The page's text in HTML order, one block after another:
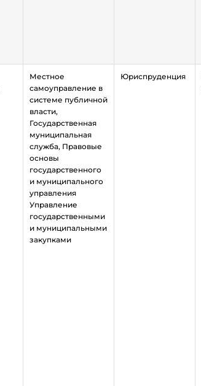
Местное
самоуправление в
системе публичной
власти,
Государственная
муниципальная
служба, Правовые
основы
государственного
и муниципального
управления
Управление
государственными
и муниципальными
закупками
Юриспруденция